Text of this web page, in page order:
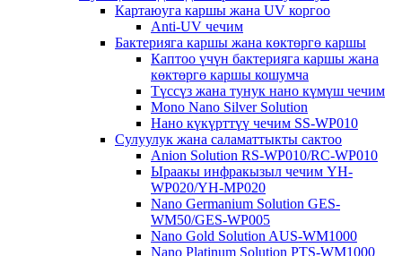
Картаюуга каршы жана UV коргоо
Anti-UV чечим
Бактерияга каршы жана көктөргө каршы
Каптоо үчүн бактерияга каршы жана
көктөргө каршы кошумча
Түссүз жана тунук нано күмүш чечим
Mono Nano Silver Solution
Нано күкүрттүү чечим SS-WP010
Сулуулук жана саламаттыкты сактоо
Anion Solution RS-WP010/RC-WP010
Ыраакы инфракызыл чечим YH-
WP020/YH-MP020
Nano Germanium Solution GES-
WM50/GES-WP005
Nano Gold Solution AUS-WM1000
Nano Platinum Solution PTS-WM1000